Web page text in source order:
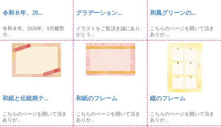
令和８年、20...
令和８年、2026年、9月横型
カ...
グラデーション...
イラストをご覧頂き誠にあり
がとう...
和風グリーンの...
こちらのページを開いて頂き
ありが...
和紙と伝統柄テ...
こちらのページを開いて頂き
ありが...
和紙のフレーム
こちらのページを開いて頂き
ありが...
縦のフレーム
こちらのページを開いて頂き
ありが...